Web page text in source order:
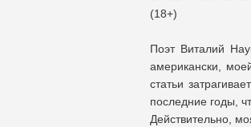
(18+)
Поэт Виталий
американски,
статьи
последние годы,
Действительно,